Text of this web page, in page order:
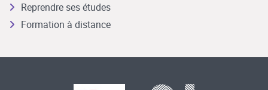
Reprendre ses études
Formation à distance